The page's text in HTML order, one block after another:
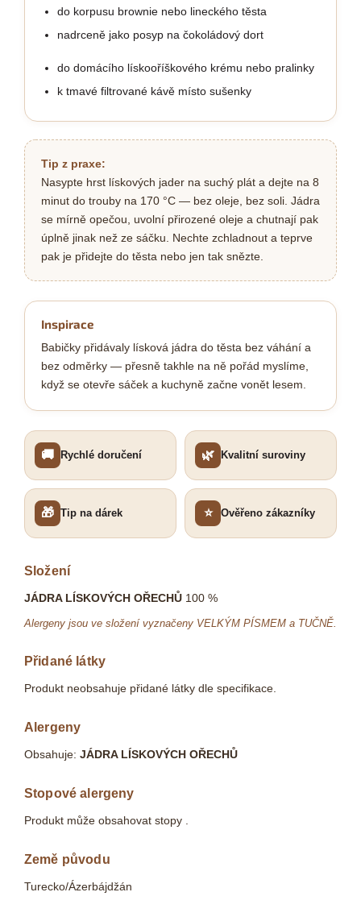
do korpusu brownie nebo lineckého těsta
nadrceně jako posyp na čokoládový dort
do domácího lískooříškového krému nebo pralinky
k tmavé filtrované kávě místo sušenky
Tip z praxe:
Nasypte hrst lískových jader na suchý plát a dejte na 8
minut do trouby na 170 °C — bez oleje, bez soli. Jádra
se mírně opečou, uvolní přirozené oleje a chutnají pak
úplně jinak než ze sáčku. Nechte zchladnout a teprve
pak je přidejte do těsta nebo jen tak snězte.
Inspirace
Babičky přidávaly lísková jádra do těsta bez váhání a
bez odměrky — přesně takhle na ně pořád myslíme,
když se otevře sáček a kuchyně začne vonět lesem.
🚚 Rychlé doručení 🌿 Kvalitní suroviny
🎁 Tip na dárek ⭐ Ověřeno zákazníky
Složení
JÁDRA LÍSKOVÝCH OŘECHŮ 100 %
Alergeny jsou ve složení vyznačeny VELKÝM PÍSMEM a TUČNĚ.
Přidané látky
Produkt neobsahuje přidané látky dle specifikace.
Alergeny
Obsahuje: JÁDRA LÍSKOVÝCH OŘECHŮ
Stopové alergeny
Produkt může obsahovat stopy .
Země původu
Turecko/Ázerbájdžán